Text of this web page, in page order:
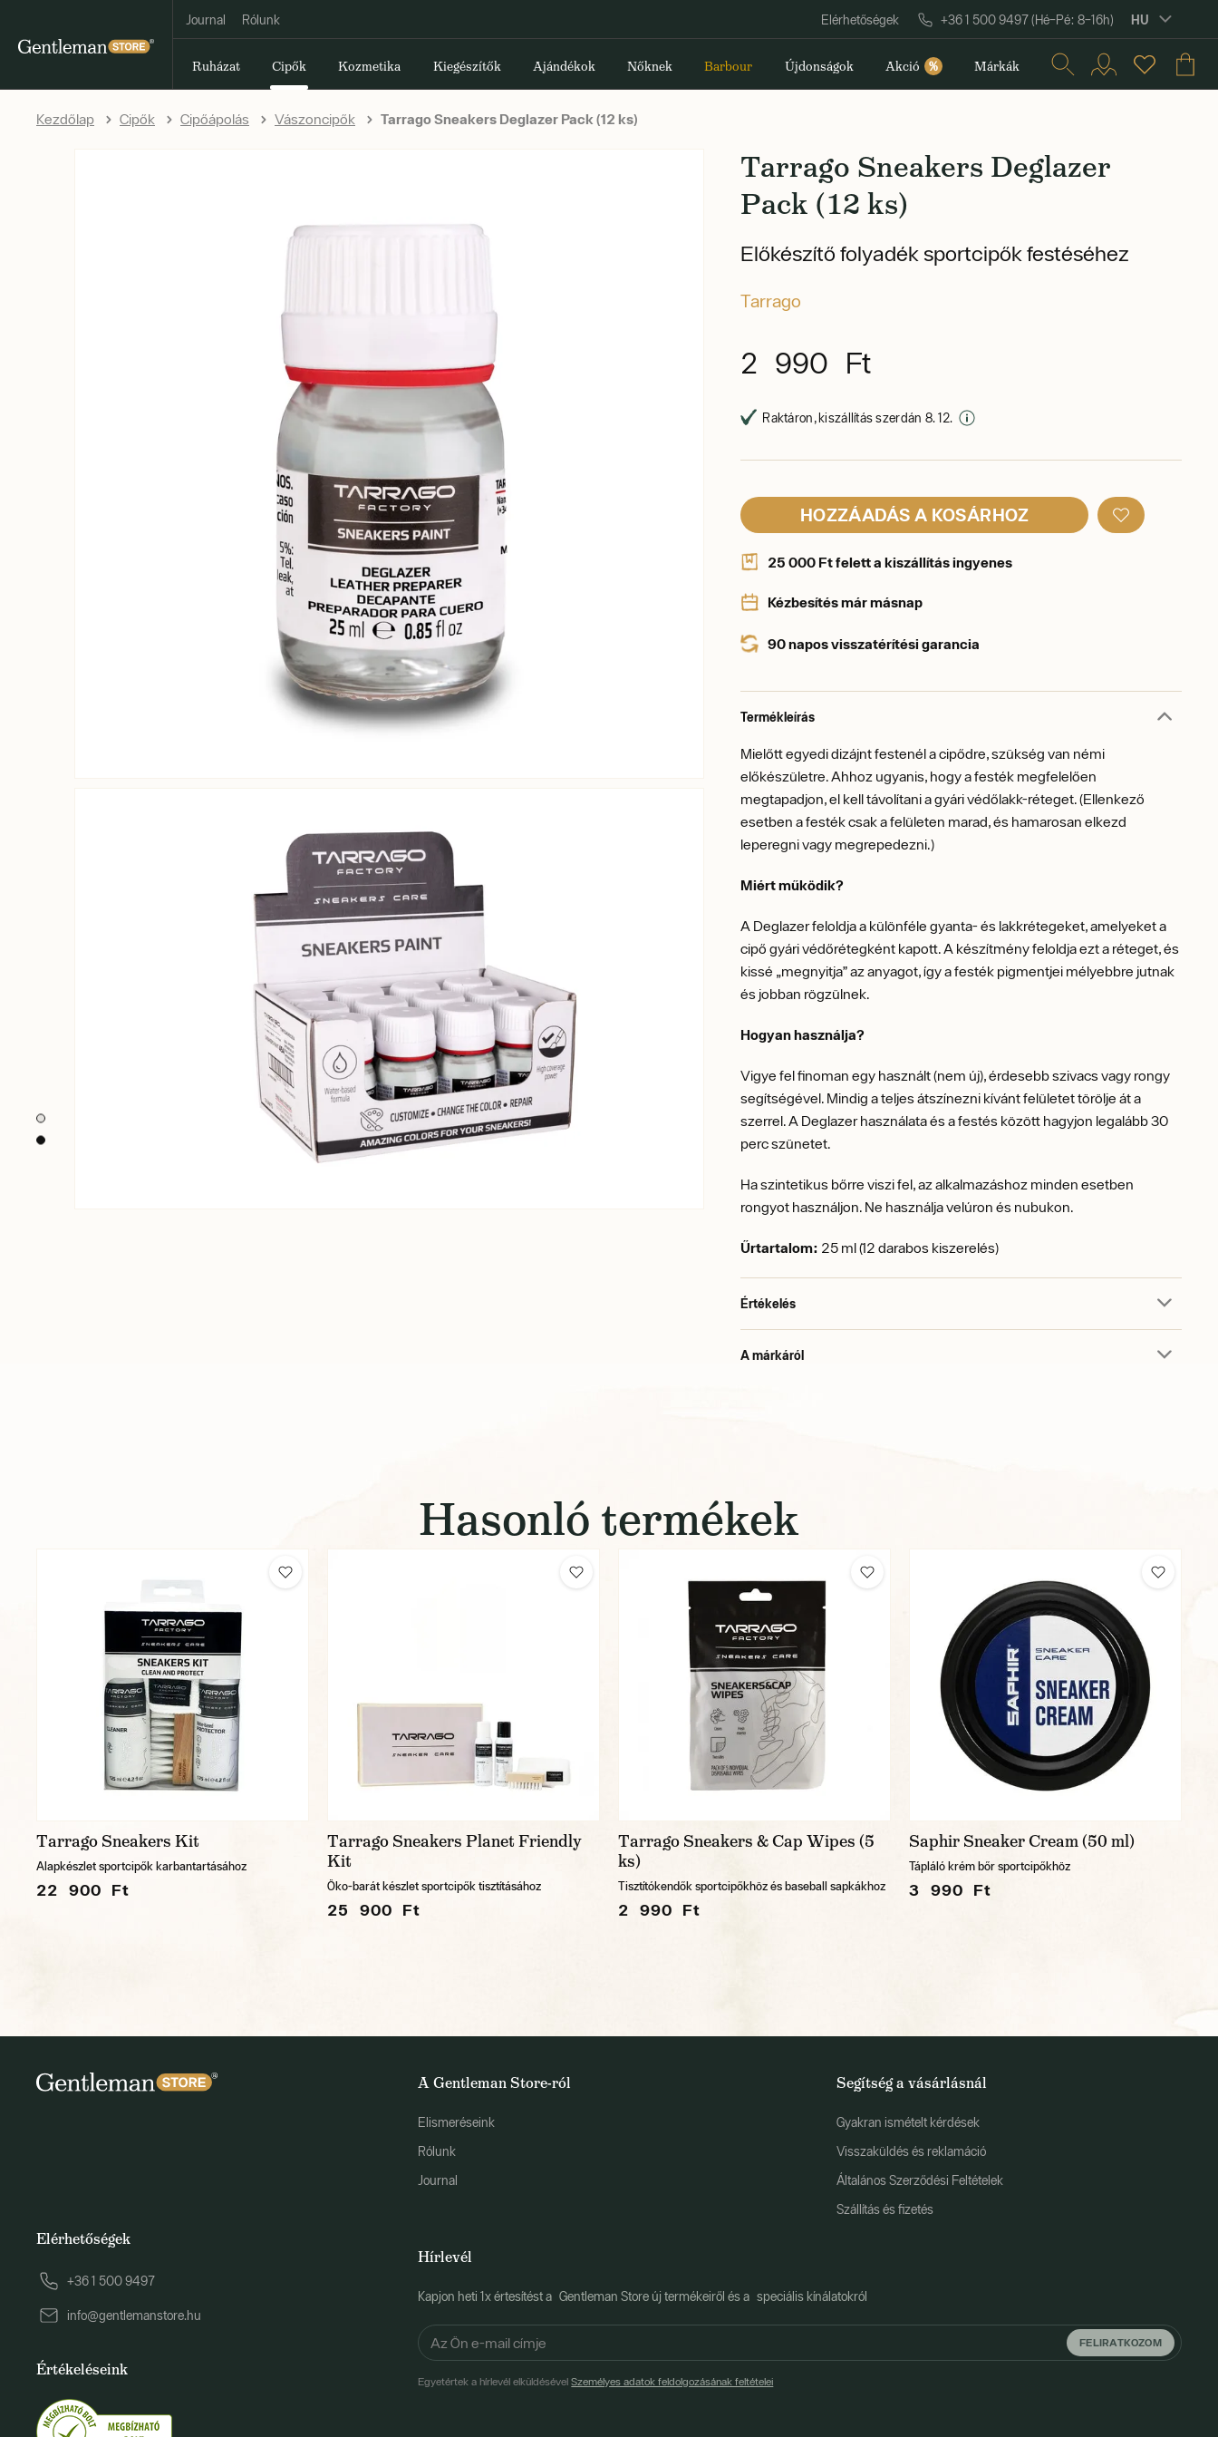
Journal Rólunk Elérhetőségek +36 1 500 9497 (Hé–Pé: 8–16h) HU
Ruházat Cipők Kozmetika Kiegészítők Ajándékok Nőknek Barbour Újdonságok Akció % Márkák
Kezdőlap Cipők Cipőápolás Vászoncipők Tarrago Sneakers Deglazer Pack (12 ks)
Tarrago Sneakers Deglazer
Pack (12 ks)
Előkészítő folyadék sportcipők festéséhez
Tarrago
2 990 Ft
Raktáron, kiszállítás szerdán 8. 12.
HOZZÁADÁS A KOSÁRHOZ
25 000 Ft felett a kiszállítás ingyenes
Kézbesítés már másnap
90 napos visszatérítési garancia
Termékleírás
Mielőtt egyedi dizájnt festenél a cipődre, szükség van némi
előkészületre. Ahhoz ugyanis, hogy a festék megfelelően
megtapadjon, el kell távolítani a gyári védőlakk-réteget. (Ellenkező
esetben a festék csak a felületen marad, és hamarosan elkezd
leperegni vagy megrepedezni.)
Miért működik?
A Deglazer feloldja a különféle gyanta- és lakkrétegeket, amelyeket a
cipő gyári védőrétegként kapott. A készítmény feloldja ezt a réteget, és
kissé „megnyitja” az anyagot, így a festék pigmentjei mélyebbre jutnak
és jobban rögzülnek.
Hogyan használja?
Vigye fel finoman egy használt (nem új), érdesebb szivacs vagy rongy
segítségével. Mindig a teljes átszínezni kívánt felületet törölje át a
szerrel. A Deglazer használata és a festés között hagyjon legalább 30
perc szünetet.
Ha szintetikus bőrre viszi fel, az alkalmazáshoz minden esetben
rongyot használjon. Ne használja velúron és nubukon.
Űrtartalom: 25 ml (12 darabos kiszerelés)
Értékelés
A márkáról
Hasonló termékek
Tarrago Sneakers Kit
Alapkészlet sportcipők karbantartásához
22 900 Ft
Tarrago Sneakers Planet Friendly
Kit
Öko-barát készlet sportcipők tisztításához
25 900 Ft
Tarrago Sneakers & Cap Wipes (5
ks)
Tisztítókendők sportcipőkhöz és baseball sapkákhoz
2 990 Ft
Saphir Sneaker Cream (50 ml)
Tápláló krém bőr sportcipőkhöz
3 990 Ft
A Gentleman Store-ról
Elismeréseink
Rólunk
Journal
Segítség a vásárlásnál
Gyakran ismételt kérdések
Visszaküldés és reklamáció
Általános Szerződési Feltételek
Szállítás és fizetés
Hírlevél
Kapjon heti 1x értesítést a Gentleman Store új termékeiről és a speciális kínálatokról
FELIRATKOZOM
Egyetértek a hírlevél elküldésévelSzemélyes adatok feldolgozásának feltételei
Elérhetőségek
+36 1 500 9497
info@gentlemanstore.hu
Értékeléseink